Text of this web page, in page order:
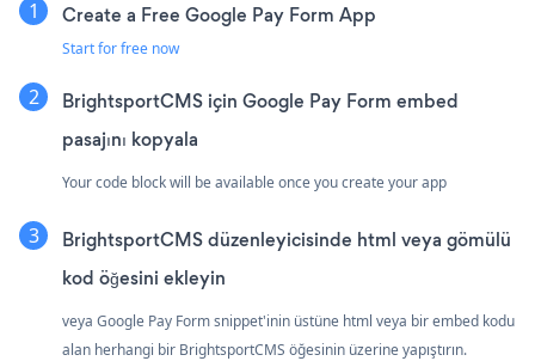
Create a Free Google Pay Form App
Start for free now
BrightsportCMS için Google Pay Form embed
pasajını kopyala
Your code block will be available once you create your app
BrightsportCMS düzenleyicisinde html veya gömülü
kod öğesini ekleyin
veya Google Pay Form snippet'inin üstüne html veya bir embed kodu
alan herhangi bir BrightsportCMS öğesinin üzerine yapıştırın.